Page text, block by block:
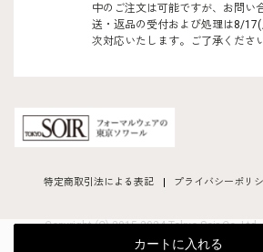
カートに入れる
中のご注文は可能ですが、お問い
送・返品の受付および処理は8/17(
次対応いたします。ご了承ください
特定商取引法による表記 プライバシーポリ
Copyright (C) 2015-2024 Tokyo Soir Co